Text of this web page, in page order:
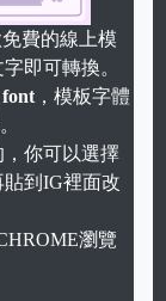
Unmute
費的線上模
即可轉換。
font ，模板字體
你可以選擇
到IG裡面改
瀏覽